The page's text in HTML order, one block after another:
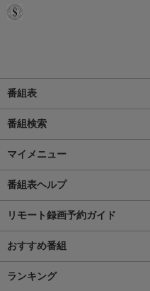
番組表
番組検索
マイメニュー
番組表ヘルプ
リモート録画予約ガイド
おすすめ番組
ランキング